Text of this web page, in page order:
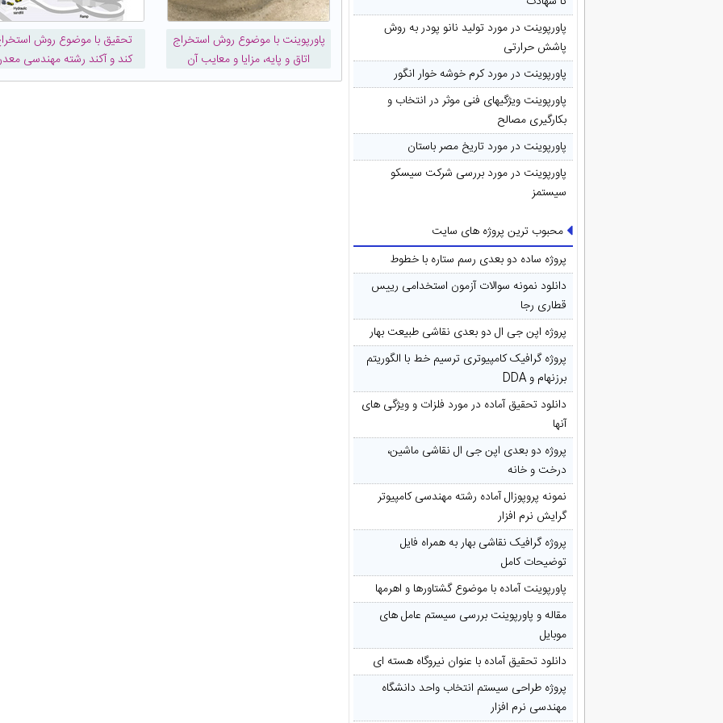
پاورپوینت در مورد تولید نانو پودر به روش
پاشش حرارتی
پاورپوینت در مورد کرم خوشه خوار انگور
پاورپوینت ویژگیهای فنی موثر در انتخاب و
بکارگیری مصالح
پاورپوینت در مورد تاريخ مصر باستان
پاورپوینت در مورد بررسی شرکت سیسکو
سیستمز
محبوب ترین پروژه های سایت
پروژه ساده دو بعدی رسم ستاره با خطوط
دانلود نمونه سوالات آزمون استخدامی رییس
قطاری رجا
پروژه اپن جی ال دو بعدی نقاشی طبیعت بهار
پروژه گرافیک کامپیوتری ترسیم خط با الگوریتم
برزنهام و DDA
دانلود تحقیق آماده در مورد فلزات و ویژگی های
آنها
پروژه دو بعدی اپن جی ال نقاشی ماشین،
درخت و خانه
نمونه پروپوزال آماده رشته مهندسی کامپیوتر
گرایش نرم افزار
پروژه گرافیک نقاشی بهار به همراه فایل
توضیحات کامل
پاورپوینت آماده با موضوع گشتاورها و اهرمها
مقاله و پاورپوینت بررسی سیستم عامل های
موبایل
دانلود تحقیق آماده با عنوان نیروگاه هسته ای
پروژه طراحی سیستم انتخاب واحد دانشگاه
مهندسی نرم افزار
پاورپوینت با موضوع روش استخراج
اتاق و پایه، مزایا و معایب آن
تحقیق با موضوع روش
کند و آکند رشته مهندسی